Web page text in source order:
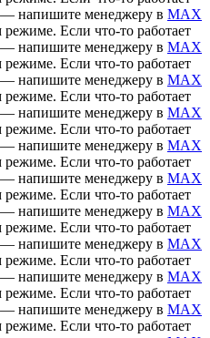
— напишите менеджеру в MAX
Если что-то работает
— напишите менеджеру в MAX
Если что-то работает
— напишите менеджеру в MAX
Если что-то работает
— напишите менеджеру в MAX
Если что-то работает
— напишите менеджеру в MAX
Если что-то работает
— напишите менеджеру в MAX
Если что-то работает
— напишите менеджеру в MAX
Если что-то работает
— напишите менеджеру в MAX
Если что-то работает
— напишите менеджеру в MAX
Если что-то работает
— напишите менеджеру в MAX
Если что-то работает